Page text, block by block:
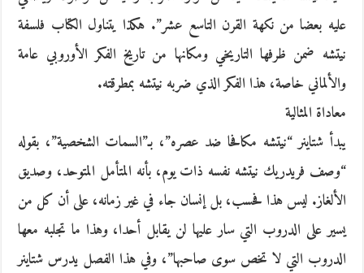
عليه بعضا من نكهة القرن التاسع عشر”. هكذا يتناول الكتاب فلسفة
نيتشه ضمن ظرفها التاريخي ومكانها من تاريخ الفكر الأوروبي عامة
والألماني خاصة، هذا الفكر الذي ضربه نيتشه بمطرقته.
معاداة المثالية
يبدأ شتاينر “نيتشه مكافحا ضد عصره”، بـ”السمات الشخصية”، بقوله
“وصف فريدريك نيتشه نفسه ذات يوم، بأنه المتأمل المتوحد، وصديق
الألغاز. ليس هذا فحسب، بل إنسان جاء في غير زمانه، على أن كل من
يسير على الدروب التي سار عليها لن يقابل أحدا، وهذا ما تجلبه معها
الدروب التي لا تخص سوى صاحبها”، وفي هذا الفصل يدرس شتاينر